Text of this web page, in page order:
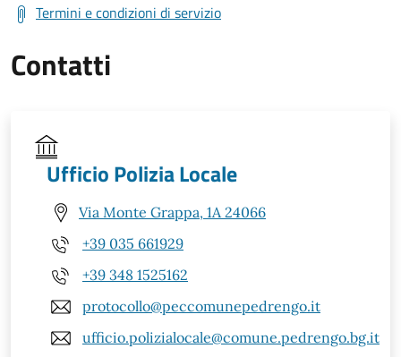
Termini e condizioni di servizio
Contatti
Ufficio Polizia Locale
Via Monte Grappa, 1A 24066
+39 035 661929
+39 348 1525162
protocollo@peccomunepedrengo.it
ufficio.polizialocale@comune.pedrengo.bg.it